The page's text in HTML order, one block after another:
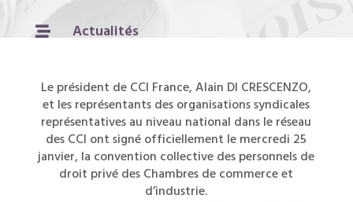
 Actualités
Le président de CCI France, Alain DI CRESCENZO,
et les représentants des organisations syndicales
représentatives au niveau national dans le réseau
des CCI ont signé officiellement le mercredi 25
janvier, la convention collective des personnels de
droit privé des Chambres de commerce et
d’industrie.